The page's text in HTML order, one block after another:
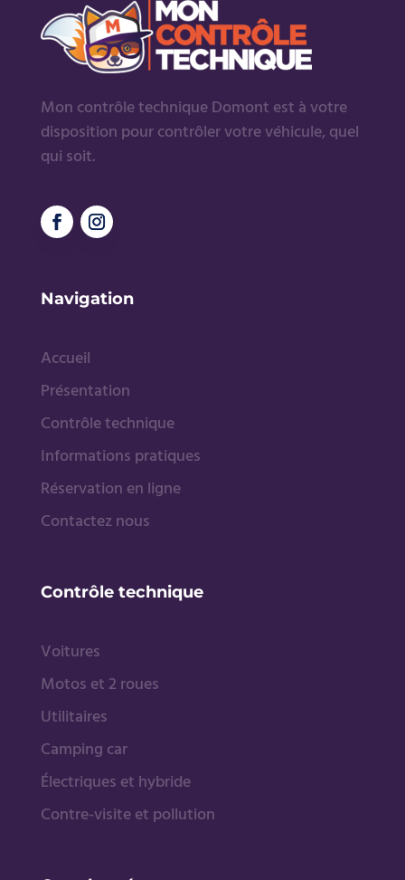
Mon contrôle technique Domont est à votre
disposition pour contrôler votre véhicule, quel
qui soit.
Navigation
Accueil
Présentation
Contrôle technique
Informations pratiques
Réservation en ligne
Contactez nous
Contrôle technique
Voitures
Motos et 2 roues
Utilitaires
Camping car
Électriques et hybride
Contre-visite et pollution